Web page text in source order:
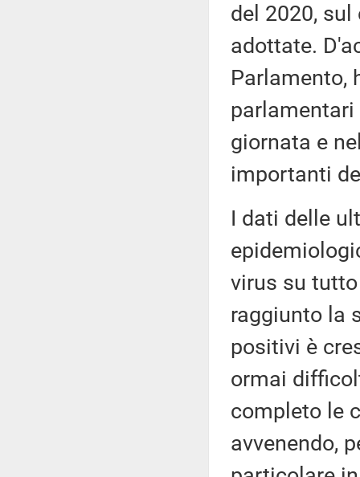
del 2020,
adottate.
Parlamento,
parlamentari
giornata e
importanti
I dati delle
virus su
raggiunto la
positivi è
ormai
completo le
avvenendo,